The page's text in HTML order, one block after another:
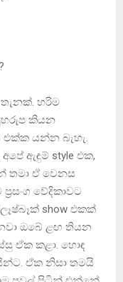
තැනක්. හරිම
කියන
යන්න බැහැ.
ඇඳුම් style එක,
තමා ඒ වෙනස
වේදිකාවට
show එකක්
ඔබේ ළඟ තියන
ඒක කළා. හොඳ
ඒක නිසා තමයි